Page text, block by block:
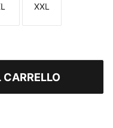
Taglia
XXL
CARRELLO